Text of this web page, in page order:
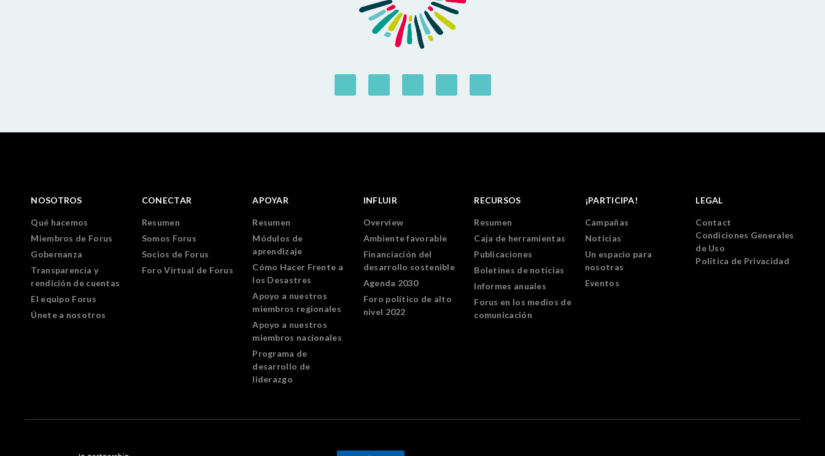
NOSOTROS
Qué hacemos
Miembros de Forus
Gobernanza
Transparencia y
rendición de cuentas
El equipo Forus
Únete a nosotros
CONECTAR
Resumen
Somos Forus
Socios de Forus
Foro Virtual de Forus
APOYAR
Resumen
Módulos de
aprendizaje
Cómo Hacer Frente a
los Desastres
Apoyo a nuestros
miembros regionales
Apoyo a nuestros
miembros nacionales
Programa de
desarrollo de
liderazgo
INFLUIR
Overview
Ambiente favorable
Financiación del
desarrollo sostenible
Agenda 2030
Foro político de alto
nivel 2022
RECURSOS
Resumen
Caja de herramientas
Publicaciones
Boletines de noticias
Informes anuales
Forus en los medios de
comunicación
¡PARTICIPA!
Campañas
Noticias
Un espacio para
nosotras
Eventos
LEGAL
Contact
Condiciones Generales
de Uso
Política de Privacidad